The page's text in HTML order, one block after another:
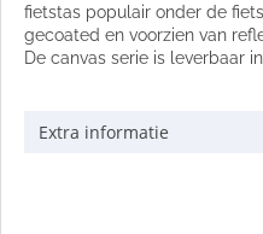
fietstas populair onder de
gecoated en voorzien van
De canvas serie is leverbaar
Extra informatie